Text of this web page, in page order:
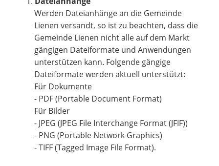
Werden Dateianhänge an die Gemeinde
Lienen versandt, so ist zu beachten, dass die
Gemeinde Lienen nicht alle auf dem Markt
gängigen Dateiformate und Anwendungen
unterstützen kann. Folgende gängige
Dateiformate werden aktuell unterstützt:
Für Dokumente
- PDF (Portable Document Format)
Für Bilder
- JPEG (JPEG File Interchange Format (JFIF))
- PNG (Portable Network Graphics)
- TIFF (Tagged Image File Format).